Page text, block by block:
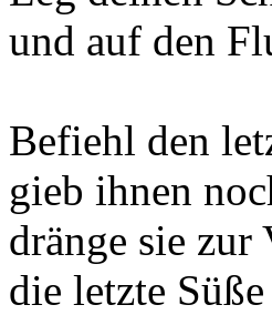
und auf den
Befiehl den
gieb ihnen
dränge sie
die letzte